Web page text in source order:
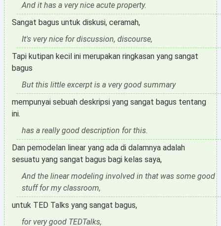
And it has a very nice acute property.
Sangat bagus untuk diskusi, ceramah,
It's very nice for discussion, discourse,
Tapi kutipan kecil ini merupakan ringkasan yang sangat
bagus
But this little excerpt is a very good summary
mempunyai sebuah deskripsi yang sangat bagus tentang
ini.
has a really good description for this.
Dan pemodelan linear yang ada di dalamnya adalah
sesuatu yang sangat bagus bagi kelas saya,
And the linear modeling involved in that was some good
stuff for my classroom,
untuk TED Talks yang sangat bagus,
for very good TEDTalks,